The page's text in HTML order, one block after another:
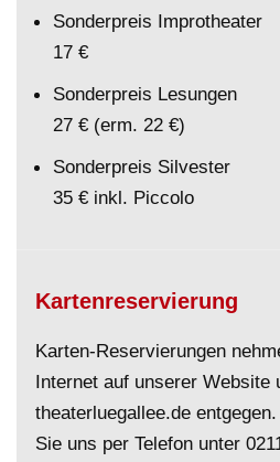
Sonderpreis Improtheater
17 €
Sonderpreis Lesungen
27 € (erm. 22 €)
Sonderpreis Silvester
35 € inkl. Piccolo
Kartenreservierung
Karten-Reservierungen
Internet auf unserer Website
theaterluegallee.de
Sie uns per Telefon unter